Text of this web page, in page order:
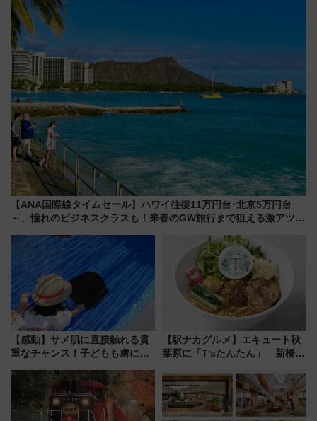
【新築マンション人気ランキン
グ】
【ANA国際線タイムセール】ハワイ往復11万円台･北京5万円台
～、憧れのビジネスクラスも！来春のGW旅行まで狙える激アツ路
【感動】サメ肌に直接触れる貴
重なチャンス！子どもも虜にな
メのタッチングプール」【夏休
み限定企画】
【駅ナカグルメ】エキュート秋
葉原に「T’sたんたん」 新橋に
饅」、オムライス専門店「肉と
たまご」新グルメ続々登場！
【2026年8月】